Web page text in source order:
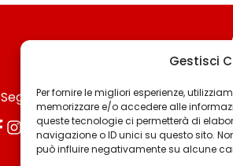
Gestisci
Per fornire le migliori esperienze,
memorizzare e/o accedere alle
queste tecnologie ci permetterà di
navigazione o ID unici su questo sito.
può influire negativamente su alcune
Seguici